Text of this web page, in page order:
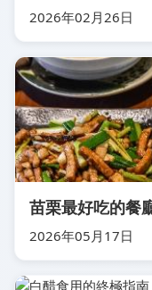
2026年02月26日
苗栗最好吃的餐
2026年05月17日